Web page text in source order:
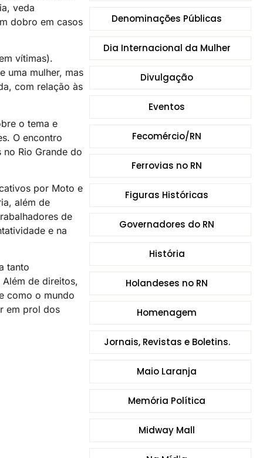
Denominações Públicas
Dia Internacional da Mulher
Divulgação
Eventos
Fecomércio/RN
Ferrovias no RN
Figuras Históricas
Governadores do RN
História
Holandeses no RN
Homenagem
Jornais, Revistas e Boletins.
Maio Laranja
Memória Política
Midway Mall
veda
dobro em casos
vítimas).
uma mulher, mas
com relação às
o tema e
O encontro
Rio Grande do
por Moto e
além de
de
e na
tanto
de direitos,
como o mundo
em prol dos